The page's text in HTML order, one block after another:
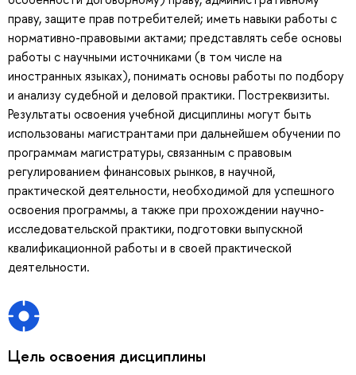
праву, защите прав потребителей; иметь навыки работы с
нормативно-правовыми актами; представлять себе основы
работы с научными источниками (в том числе на
иностранных языках), понимать основы работы по подбору
и анализу судебной и деловой практики. Постреквизиты.
Результаты освоения учебной дисциплины могут быть
использованы магистрантами при дальнейшем обучении по
программам магистратуры, связанным с правовым
регулированием финансовых рынков, в научной,
практической деятельности, необходимой для успешного
освоения программы, а также при прохождении научно-
исследовательской практики, подготовки выпускной
квалификационной работы и в своей практической
деятельности.
Цель освоения дисциплины